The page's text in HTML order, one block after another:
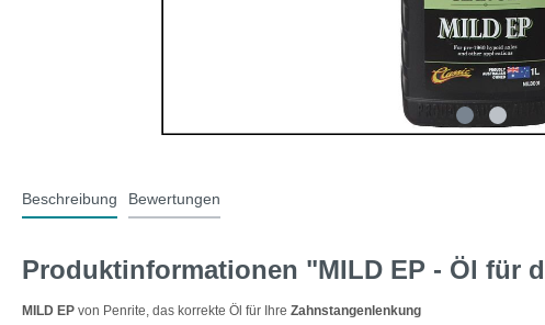
Beschreibung Bewertungen
Produktinformationen "MILD EP - Öl für
MILD EP von Penrite, das korrekte Öl für Ihre Zahnstangenlenkung